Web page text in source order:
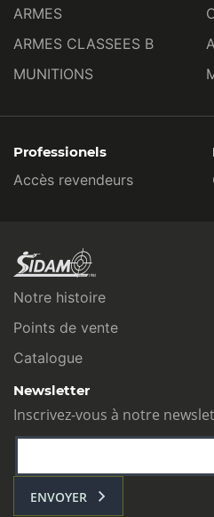
ARMES
ARMES CLASSEES B
MUNITIONS
Professionels
Accès revendeurs
Notre histoire
Points de vente
Catalogue
Newsletter
Inscrivez-vous à notre
ENVOYER